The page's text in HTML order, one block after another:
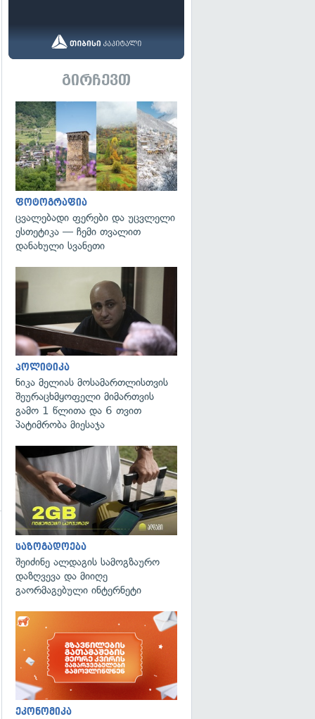
გადახედვა
გირჩევთ
ფოტოგრაფია
ცვალებადი ფერები და უცვლელი
ესთეტიკა — ჩემი თვალით
დანახული სვანეთი
პოლიტიკა
ნიკა მელიას მოსამართლისთვის
შეურაცხმყოფელი მიმართვის
გამო 1 წლითა და 6 თვით
პატიმრობა მიესაჯა
საზოგადოება
შეიძინე ალდაგის სამოგზაურო
დაზღვევა და მიიღე
გაორმაგებული ინტერნეტი
ეკონომიკა